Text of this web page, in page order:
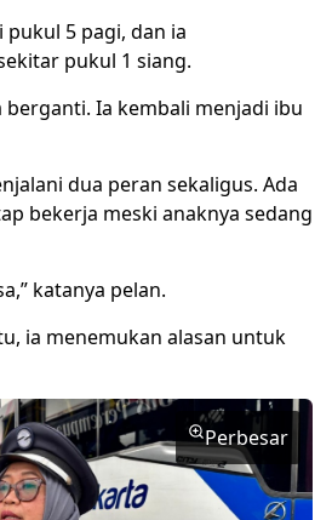
5 pagi, dan ia
pukul 1 siang.
berganti. Ia kembali menjadi ibu
dua peran sekaligus. Ada
bekerja meski anaknya sedang
katanya pelan.
ia menemukan alasan untuk
Perbesar